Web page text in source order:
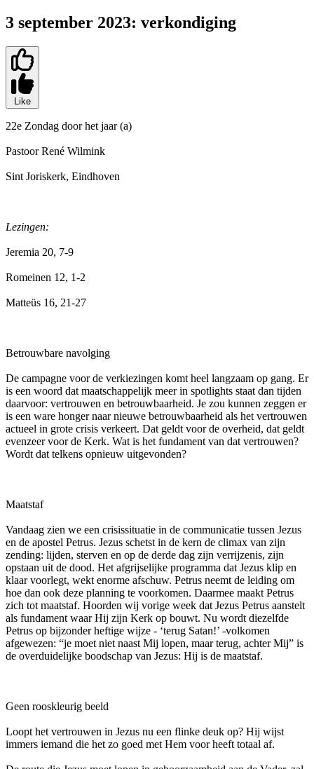
3 september 2023: verkondiging
Like
22e Zondag door het jaar (a)
Pastoor René Wilmink
Sint Joriskerk, Eindhoven
Lezingen:
Jeremia 20, 7-9
Romeinen 12, 1-2
Matteüs 16, 21-27
Betrouwbare navolging
De campagne voor de verkiezingen komt heel langzaam op gang. Er
is een woord dat maatschappelijk meer in spotlights staat dan tijden
daarvoor: vertrouwen en betrouwbaarheid. Je zou kunnen zeggen er
is een ware honger naar nieuwe betrouwbaarheid als het vertrouwen
actueel in grote crisis verkeert. Dat geldt voor de overheid, dat geldt
evenzeer voor de Kerk. Wat is het fundament van dat vertrouwen?
Wordt dat telkens opnieuw uitgevonden?
Maatstaf
Vandaag zien we een crisissituatie in de communicatie tussen Jezus
en de apostel Petrus. Jezus schetst in de kern de climax van zijn
zending: lijden, sterven en op de derde dag zijn verrijzenis, zijn
opstaan uit de dood. Het afgrijselijke programma dat Jezus klip en
klaar voorlegt, wekt enorme afschuw. Petrus neemt de leiding om
hoe dan ook deze planning te voorkomen. Daarmee maakt Petrus
zich tot maatstaf. Hoorden wij vorige week dat Jezus Petrus aanstelt
als fundament waar Hij zijn Kerk op bouwt. Nu wordt diezelfde
Petrus op bijzonder heftige wijze - ‘terug Satan!’ -volkomen
afgewezen: “je moet niet naast Mij lopen, maar terug, achter Mij” is
de overduidelijke boodschap van Jezus: Hij is de maatstaf.
Geen rooskleurig beeld
Loopt het vertrouwen in Jezus nu een flinke deuk op? Hij wijst
immers iemand die het zo goed met Hem voor heeft totaal af.